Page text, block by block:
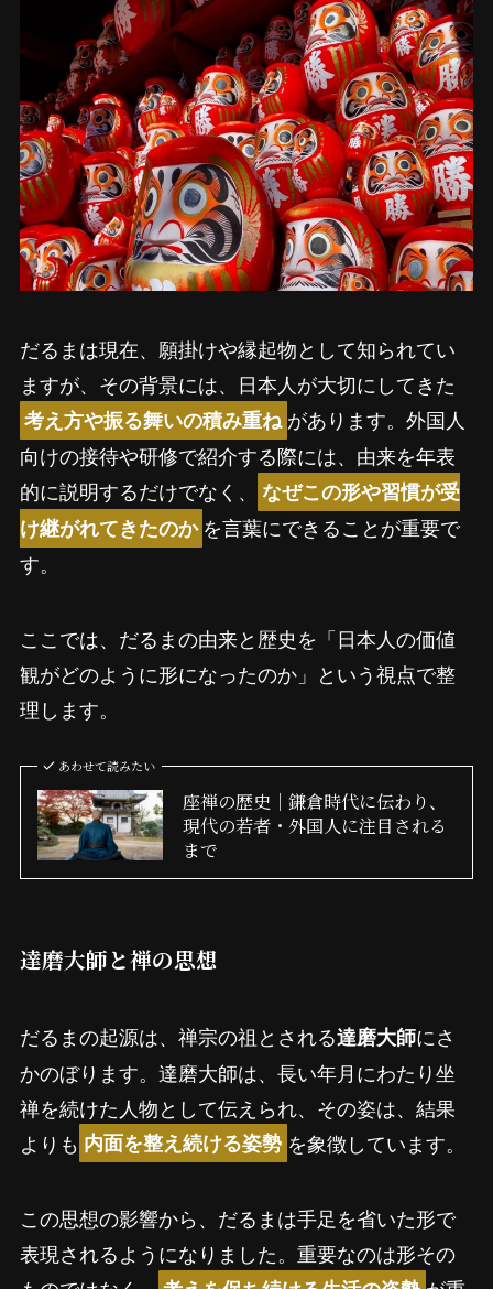
だるまは現在、願掛けや縁起物として知られてい
ますが、その背景には、日本人が大切にしてきた
考え方や振る舞いの積み重ね があります。外国人
向けの接待や研修で紹介する際には、由来を年表
的に説明するだけでなく、
なぜこの形や習慣が受
け継がれてきたのか を言葉にできることが重要で
す。
ここでは、だるまの由来と歴史を「日本人の価値
観がどのように形になったのか」という視点で整
理します。
あわせて読みたい
座禅の歴史｜鎌倉時代に伝わり、
現代の若者・外国人に注目される
まで
達磨大師と禅の思想
だるまの起源は、禅宗の祖とされる達磨大師にさ
かのぼります。達磨大師は、長い年月にわたり坐
禅を続けた人物として伝えられ、その姿は、結果
よりも 内面を整え続ける姿勢 を象徴しています。
この思想の影響から、だるまは手足を省いた形で
表現されるようになりました。重要なのは形その